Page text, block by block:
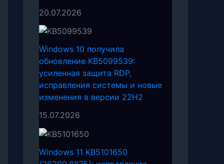
20.07.2026
Windows 10 получила
обновление KB5099539:
усиленная защита RDP,
исправления системы и новые
изменения в версии 22H2
15.07.2026
Windows 11 KB5101650